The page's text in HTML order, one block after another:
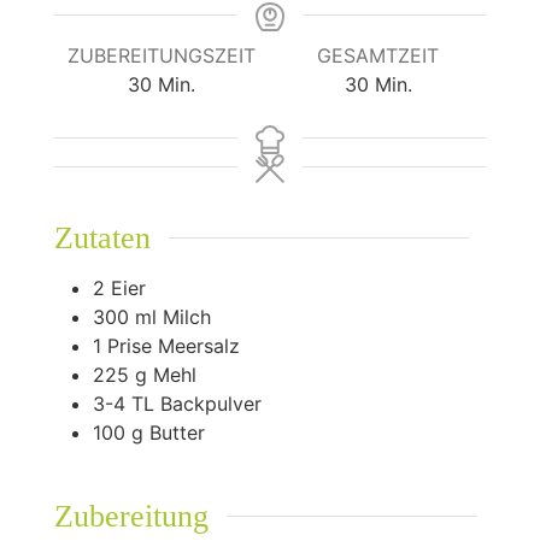
ZUBEREITUNGSZEIT
30 Minuten
Min.
GESAMTZEIT
30Minuten
Min.
Zutaten
2 Eier
300 ml Milch
1 Prise Meersalz
225 g Mehl
3-4 TL Backpulver
100 g Butter
Zubereitung